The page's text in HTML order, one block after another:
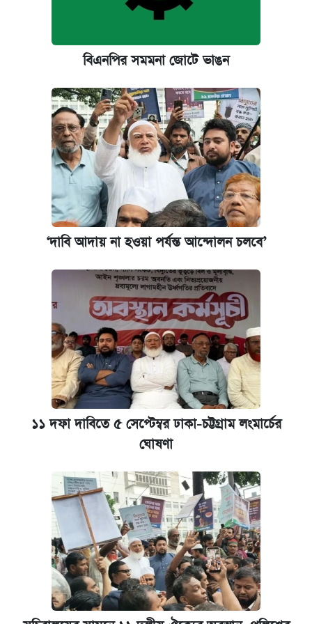
বিএনপির সমমনা জোটে ভাঙন
‌‘দাবি আদায় না হওয়া পর্যন্ত আন্দোলন চলবে’
১১ দফা দাবিতে ৫ সেপ্টেম্বর ঢাকা-চট্টগ্রাম লংমার্চের
ঘোষণা